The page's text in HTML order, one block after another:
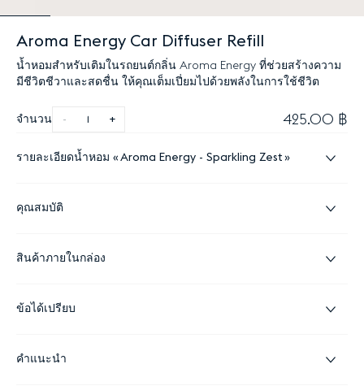
Aroma Energy Car Diffuser Refill
น้ำหอมสำหรับเติมในรถยนต์กลิ่น Aroma Energy ที่ช่วยสร้างความ
มีชีวิตชีวาและสดชื่น ให้คุณเต็มเปี่ยมไปด้วยพลังในการใช้ชีวิต
จำนวน - + 425.00 ฿
รายละเอียดน้ำหอม Aroma Energy - Sparkling Zest
คุณสมบัติ
สินค้าภายในกล่อง
ข้อได้เปรียบ
คำแนะนำ